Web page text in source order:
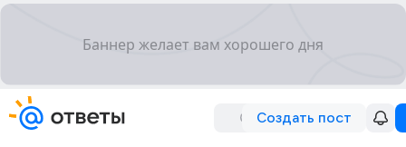
Создать пост